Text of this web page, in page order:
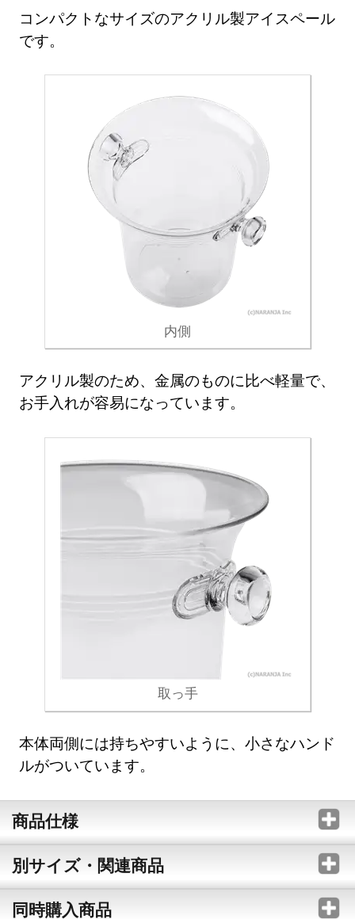
コンパクトなサイズのアクリル製アイスペール
です。
内側
アクリル製のため、金属のものに比べ軽量で、
お手入れが容易になっています。
取っ手
本体両側には持ちやすいように、小さなハンド
ルがついています。
商品仕様
別サイズ・関連商品
同時購入商品